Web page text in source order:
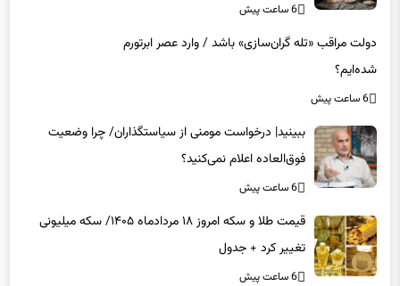
6 ساعت پیش
دولت مراقب «تله گران‌سازی» باشد / وارد عصر ابرتورم
شده‌ایم؟
6 ساعت پیش
ببینید| درخواست مومنی از سیاستگذاران/ چرا وضعیت
فوق‌العاده اعلام نمی‌کنید؟
6 ساعت پیش
قیمت طلا و سکه امروز ۱۸ مردادماه ۱۴۰۵/ سکه میلیونی
تغییر کرد + جدول
6 ساعت پیش